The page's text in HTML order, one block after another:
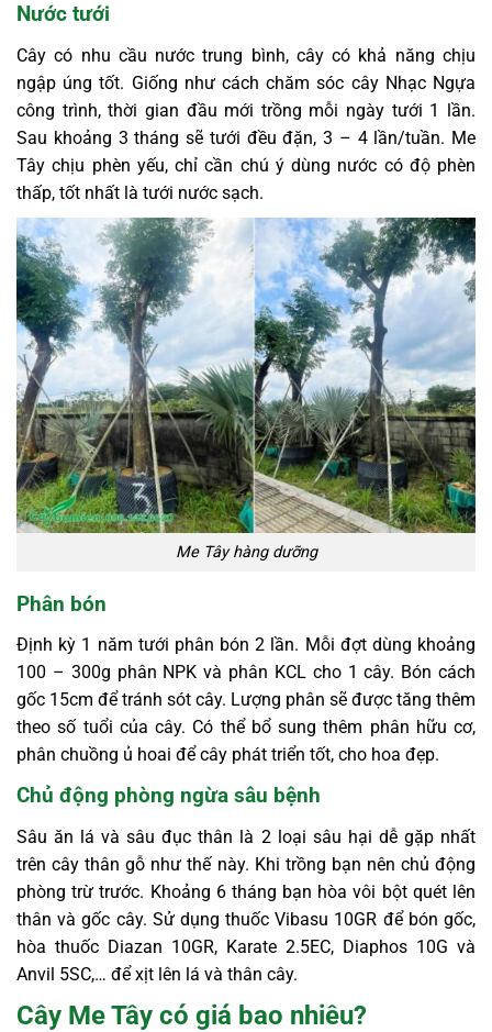
Nước tưới
Cây có nhu cầu nước trung bình, cây có khả năng chịu
ngập úng tốt. Giống như cách chăm sóc cây Nhạc Ngựa
công trình, thời gian đầu mới trồng mỗi ngày tưới 1 lần.
Sau khoảng 3 tháng sẽ tưới đều đặn, 3 – 4 lần/tuần. Me
Tây chịu phèn yếu, chỉ cần chú ý dùng nước có độ phèn
thấp, tốt nhất là tưới nước sạch.
Me Tây hàng dưỡng
Phân bón
Định kỳ 1 năm tưới phân bón 2 lần. Mỗi đợt dùng khoảng
100 – 300g phân NPK và phân KCL cho 1 cây. Bón cách
gốc 15cm để tránh sót cây. Lượng phân sẽ được tăng thêm
theo số tuổi của cây. Có thể bổ sung thêm phân hữu cơ,
phân chuồng ủ hoai để cây phát triển tốt, cho hoa đẹp.
Chủ động phòng ngừa sâu bệnh
Sâu ăn lá và sâu đục thân là 2 loại sâu hại dễ gặp nhất
trên cây thân gỗ như thế này. Khi trồng bạn nên chủ động
phòng trừ trước. Khoảng 6 tháng bạn hòa vôi bột quét lên
thân và gốc cây. Sử dụng thuốc Vibasu 10GR để bón gốc,
hòa thuốc Diazan 10GR, Karate 2.5EC, Diaphos 10G và
Anvil 5SC,… để xịt lên lá và thân cây.
Cây Me Tây có giá bao nhiêu?